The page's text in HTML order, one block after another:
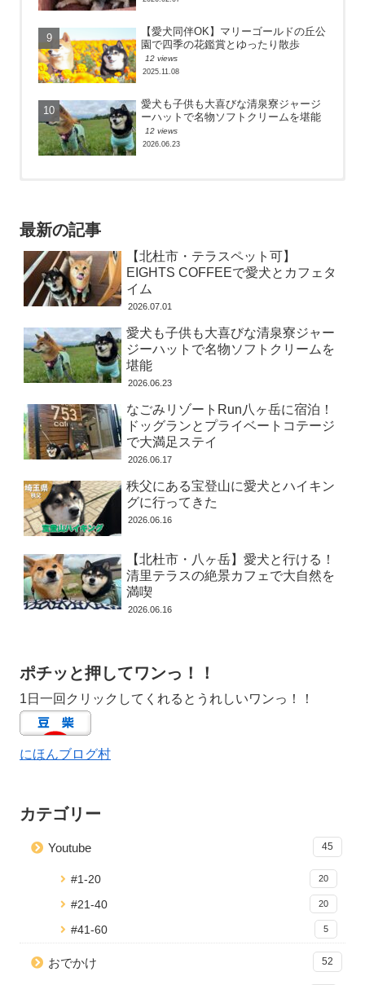
【愛犬同伴OK】マリーゴールドの丘公
園で四季の花鑑賞とゆったり散歩
12 views
2025.11.08
愛犬も子供も大喜びな清泉寮ジャージ
ーハットで名物ソフトクリームを堪能
12 views
2026.06.23
大洗ペット同伴OKの「カキ小屋」と
「お魚天国」で絶品海鮮を堪能してき
ました
284 views
【愛犬の床】施工後３年が経った床を
徹底レビュー！経年劣化具合はどう？
103 views
2023.09.22
島忠ホームズ草加舎人店はペット同伴
OK！豆柴の大豆とショッピング
95 views
2020.04.17
【豊洲・BBQ】愛犬と行ける！THE
BBQ BEACH TOYOSUに行ってきまし
た
72 views
アメリカで超人気のドライブボックス
「Lealchum」を使ってみた
66 views
2026.02.07
2022.07.06
愛犬も子供も大喜びな清泉寮ジャージ
秩父にある宝登山に愛犬とハイキング
島忠ホームズ草加舎人店はペット同伴
OK！豆柴の大豆とショッピング
4732 views
2020.04.17
【鋸山ロープウェイはペットOK】地獄
をのぞきに鋸山へ愛犬と登山へ
4144 views
2022.07.06
【豊洲・BBQ】愛犬と行ける！THE
BBQ BEACH TOYOSUに行ってきまし
た
3007 views
2020.08.05
幕張のアパホテルに宿泊！実はペット
と泊まれてお部屋の目の前にはドッグ
ラン
【飯能・吾妻峡】愛犬との川遊びにお
すすめ！BBQもできる絶景＆秘境スポ
ットでした
2578 views
2022.06.30
グランもあって海も歩いて行けました
大洗ペット同伴OKの「カキ小屋」と
「お魚天国」で絶品海鮮を堪能してき
ました
19 views
秩父にある宝登山に愛犬とハイキング
に行ってきた
4 views
2026.06.16
島忠ホームズ草加舎人店はペット同伴
OK！豆柴の大豆とショッピング
3 views
2020.04.17
アメリカで超人気のドライブボックス
「Lealchum」を使ってみた
3 views
2026.02.07
【愛犬の床】施工後３年が経った床を
徹底レビュー！経年劣化具合はどう？
3 views
2023.09.22
3 views
2020.03.31
テラス犬OK！西湖いやしの里根場で富
【愛犬同伴OK】マリーゴールドの丘公
最新の記事
【北杜市・テラスペット可】
EIGHTS COFFEEで愛犬とカフェタ
イム
2026.07.01
愛犬も子供も大喜びな清泉寮ジャー
ジーハットで名物ソフトクリームを
堪能
2026.06.23
なごみリゾートRun八ヶ岳に宿泊！
ドッグランとプライベートコテージ
で大満足ステイ
2026.06.17
秩父にある宝登山に愛犬とハイキン
グに行ってきた
2026.06.16
【北杜市・八ヶ岳】愛犬と行ける！
清里テラスの絶景カフェで大自然を
満喫
2026.06.16
ポチッと押してワンっ！！
1日一回クリックしてくれるとうれしいワンっ！！
にほんブログ村
カテゴリー
Youtube 45
#1-20 20
#21-40 20
#41-60 5
おでかけ 52